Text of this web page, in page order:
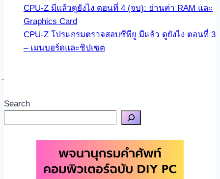
CPU-Z มีแล้วดูยังไง ตอนที่ 4 (จบ): อ่านค่า RAM และ
Graphics Card
CPU-Z โปรแกรมตรวจสอบซีพียู มีแล้ว ดูยังไง ตอนที่ 3
– เมนบอร์ดและชิปเซต
Search